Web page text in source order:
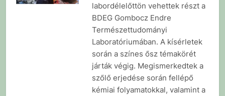
labordélelőttön vehettek részt a
BDEG Gombocz Endre
Természettudományi
Laboratóriumában. A kísérletek
során a színes ősz témakörét
járták végig. Megismerkedtek a
szőlő erjedése során fellépő
kémiai folyamatokkal, valamint a